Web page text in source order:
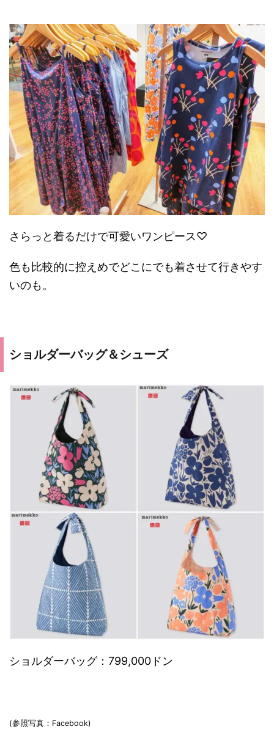
さらっと着るだけで可愛いワンピース♡
色も比較的に控えめでどこにでも着させて行きやす
いのも。
ショルダーバッグ＆シューズ
ショルダーバッグ：799,000ドン
(参照写真：Facebook)